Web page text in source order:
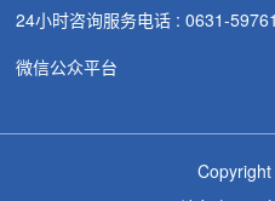
24小时咨询服务电话 : 0631-
微信公众平台